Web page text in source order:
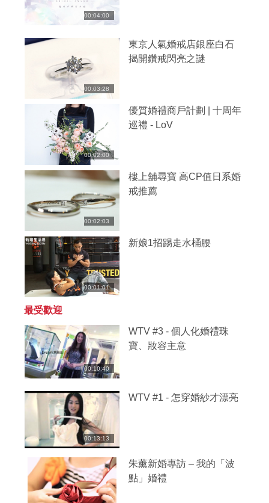
00:04:00
00:03:28
東京人氣婚戒店銀座白石
揭開鑽戒閃亮之謎
00:02:00
優質婚禮商戶計劃 | 十周年
巡禮 - LoV
00:02:03
樓上舖尋寶 高CP值日系婚
戒推薦
00:01:01
新娘1招踢走水桶腰
最受歡迎
00:10:40
WTV #3 - 個人化婚禮珠
寶、妝容主意
00:13:13
WTV #1 - 怎穿婚紗才漂亮
朱薰新婚專訪 – 我的「波
點」婚禮